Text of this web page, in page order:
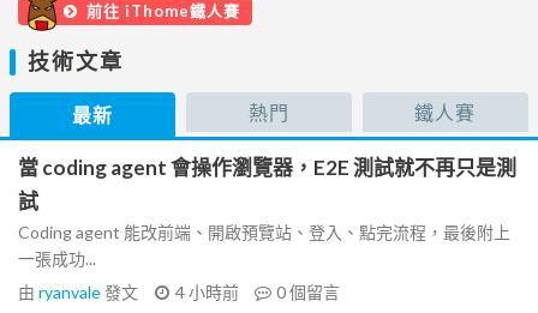
前往 iThome鐵人賽
技術文章
最新 熱門 鐵人賽
當 coding agent 會操作瀏覽器，E2E 測試就不再只是測
試
Coding agent 能改前端、開啟預覽站、登入、點完流程，最後附上
一張成功...
由 ryanvale發文 4 小時前 0個留言